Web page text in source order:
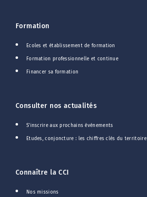
Formation
Ecoles et établissement de formation
Formation professionnelle et continue
Financer sa formation
Consulter nos actualités
S'inscrire aux prochains événements
Etudes, conjoncture : les chiffres clés du territoire
Connaître la CCI
Nos missions